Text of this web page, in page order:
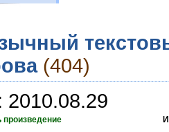
(404)
2010.08.29
произведение